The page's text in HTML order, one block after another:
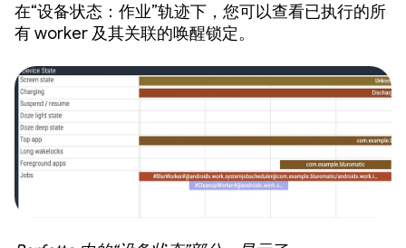
在“设备状态：作业”轨迹下，您可以查看已执行的所
有 worker 及其关联的唤醒锁定。